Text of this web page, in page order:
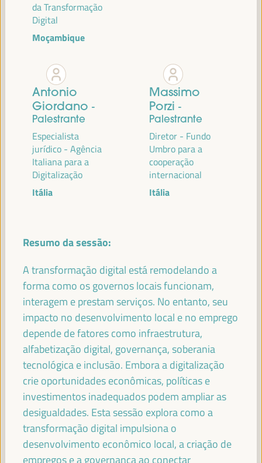
PALESTRANTES
MARÍA JESÚS MONTERO CUADRADO
Primeira Vice-Presidente e Ministra das Finanças -
Governo espanhol
ANTONIO SANZ
Ministro da Presidência, Interior, Diálogo Social e
FRANCISCO REYES
Presidente - Fundo Andaluz de Municípios para a
Solidariedade Internacional (FAMSI) España
FRANCISCO JAVIER FERNÁNDEZ DE LOS
RÍOS TORRES
Presidente - Conselho Provincial de Sevilha España
JOSÉ LUIS SANZ
Alcalde - Cidade de Sevilha España
da Transformação
Digital
Moçambique
Antonio
Giordano -
Palestrante
Especialista
jurídico - Agência
Italiana para a
Digitalização
Itália
Massimo
Porzi -
Palestrante
Diretor - Fundo
Umbro para a
cooperação
internacional
Itália
Resumo da sessão:
A transformação digital está remodelando a
forma como os governos locais funcionam,
interagem e prestam serviços. No entanto, seu
impacto no desenvolvimento local e no emprego
depende de fatores como infraestrutura,
alfabetização digital, governança, soberania
tecnológica e inclusão. Embora a digitalização
crie oportunidades econômicas, políticas e
investimentos inadequados podem ampliar as
desigualdades. Esta sessão explora como a
transformação digital impulsiona o
desenvolvimento econômico local, a criação de
empregos e a governança ao conectar